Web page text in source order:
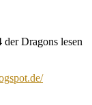
Dragons lesen